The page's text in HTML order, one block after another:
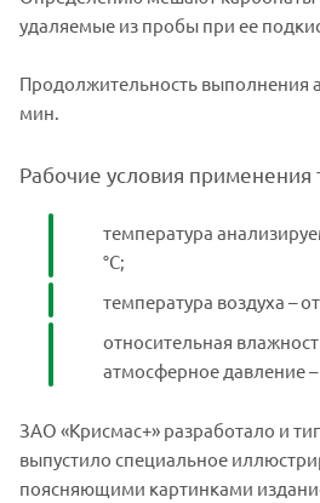
удаляемые из пробы при ее
Продолжительность выполнения
мин.
Рабочие условия применения
температура
°С;
температура воздуха –
относительная
атмосферное давление
ЗАО «Крисмас+» разработало и
выпустило специальное
поясняющими картинками